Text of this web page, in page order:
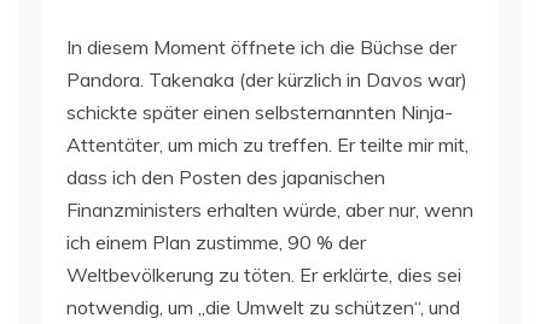
In diesem Moment öffnete ich die Büchse der
Pandora. Takenaka (der kürzlich in Davos war)
schickte später einen selbsternannten Ninja-
Attentäter, um mich zu treffen. Er teilte mir mit,
dass ich den Posten des japanischen
Finanzministers erhalten würde, aber nur, wenn
ich einem Plan zustimme, 90 % der
Weltbevölkerung zu töten. Er erklärte, dies sei
notwendig, um „die Umwelt zu schützen“, und